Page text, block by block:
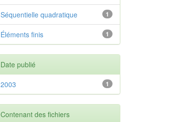
1
Séquentielle quadratique
1
Éléments finis
Date publié
1
2003
Contenant des fichiers